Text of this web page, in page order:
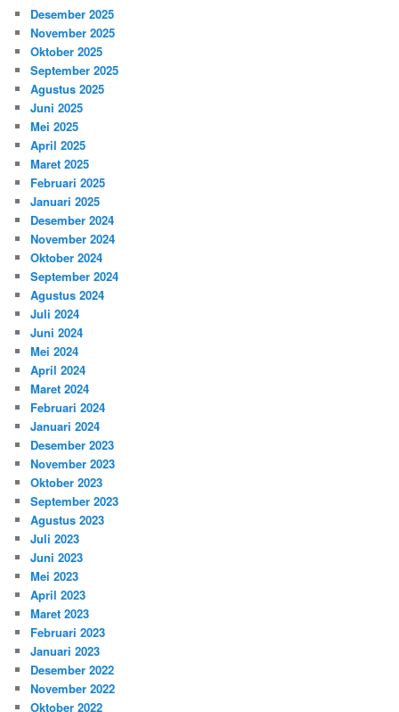
Desember 2025
November 2025
Oktober 2025
September 2025
Agustus 2025
Juni 2025
Mei 2025
April 2025
Maret 2025
Februari 2025
Januari 2025
Desember 2024
November 2024
Oktober 2024
September 2024
Agustus 2024
Juli 2024
Juni 2024
Mei 2024
April 2024
Maret 2024
Februari 2024
Januari 2024
Desember 2023
November 2023
Oktober 2023
September 2023
Agustus 2023
Juli 2023
Juni 2023
Mei 2023
April 2023
Maret 2023
Februari 2023
Januari 2023
Desember 2022
November 2022
Oktober 2022